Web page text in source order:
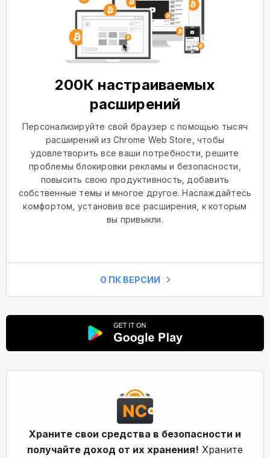
200К настраиваемых
расширений
Персонализируйте свой браузер с помощью тысяч
расширений из Chrome Web Store, чтобы
удовлетворить все ваши потребности, решите
проблемы блокировки рекламы и безопасности,
повысить свою продуктивность, добавить
собственные темы и многое другое. Наслаждайтесь
комфортом, установив все расширения, к которым
вы привыкли.
О ПК ВЕРСИИ
Храните свои средства в безопасности и
получайте доход от их хранения! Храните